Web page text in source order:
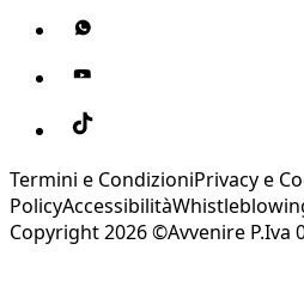
Termini e CondizioniPrivacy e
PolicyAccessibilità
Copyright 2026 ©Avvenire P.Iva